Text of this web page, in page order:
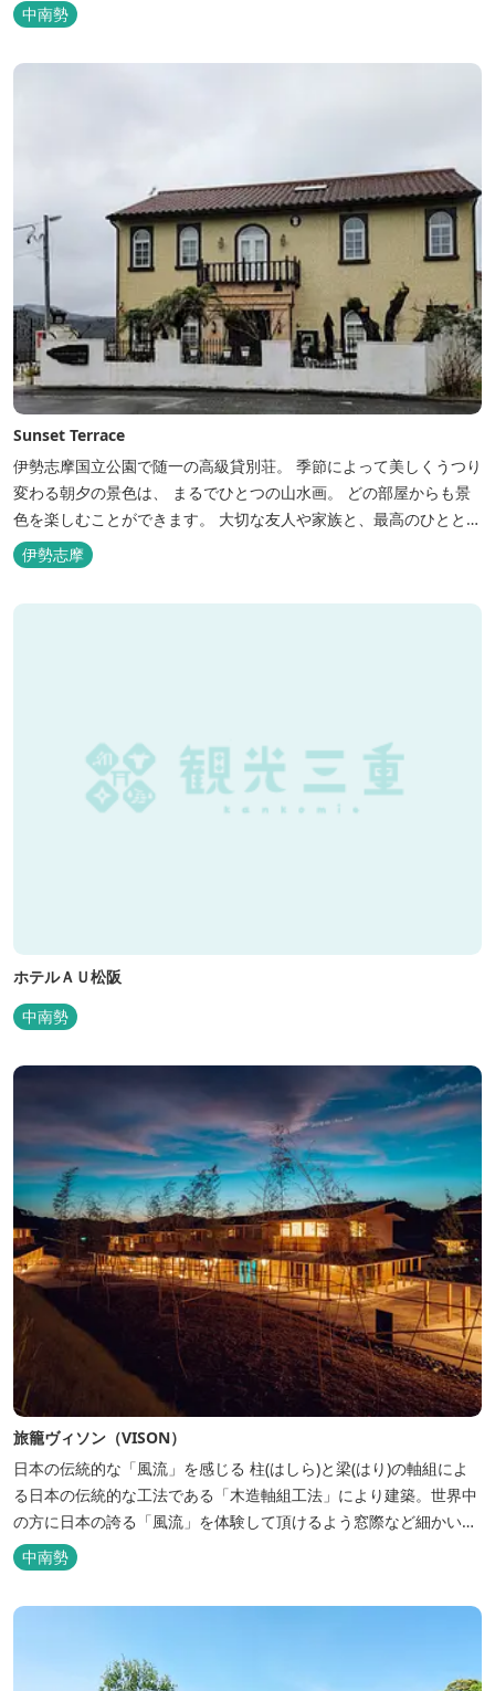
中南勢
Sunset Terrace
伊勢志摩国立公園で随一の高級貸別荘。 季節によって美しくうつり
変わる朝夕の景色は、 まるでひとつの山水画。 どの部屋からも景
色を楽しむことができます。 大切な友人や家族と、最高のひととき
を。 1日1組限定とさせていただいております。 完全にプライベー
トでご利用いただけます。
伊勢志摩
ホテルＡＵ松阪
中南勢
旅籠ヴィソン（VISON）
日本の伝統的な「風流」を感じる 柱(はしら)と梁(はり)の軸組によ
る日本の伝統的な工法である「木造軸組工法」により建築。世界中
の方に日本の誇る「風流」を体験して頂けるよう窓際など細かいデ
ィテールにこだわりました。4棟から成る旅籠棟では各棟1階に入居
するテナントプロデュースにより洗練された世界観を各客室でお楽
しみいただけ...
中南勢